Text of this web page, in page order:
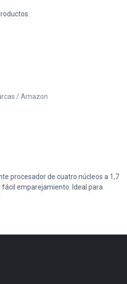
/ Amazon
procesador de cuatro núcleos a 1,7
fácil emparejamiento. Ideal para